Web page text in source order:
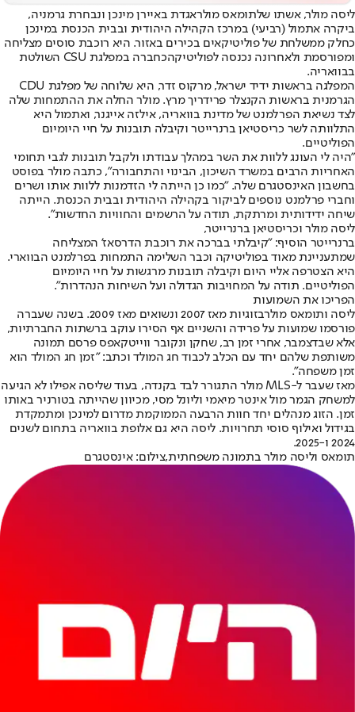
ליסה מולר, אשתו שלתומאס מולראגדת באיירן מינכן ונבחרת גרמניה,
ביקרה אתמול (רביעי) במרכז הקהילה היהודית ובבית הכנסת במינכן
כחלק ממשלחת של פוליטיקאים בכירים באזור. היא רוכבת סוסים מצליחה
ומפורסמת ולאחרונה נכנסה לפוליטיקה
כחברה במפלגת CSU השולטת
בבוואריה.
המפלגה בראשות ידיד ישראל, מרקוס זדר, היא שלוחה של מפלגת CDU
הגרמנית בראשות הקנצלר פרידריך מרץ. מולר החלה את ההתמחות שלה
לצד נשיאת הפרלמנט של מדינת בוואריה, אילזה אייגנר, ואתמול היא
התלוותה לשר כריסטיאן ברנרייטר וקיבלה תובנות על חיי היומיום
הפוליטיים.
"היה לי העונג ללוות את השר במהלך עבודתו ולקבל תובנות לגבי תחומי
האחריות הרבים במשרד השיכון, הבינוי והתחבורה", כתבה מולר בפוסט
בחשבון האינסטגרם שלה. "כמו כן הייתה לי הזדמנות ללוות אותו ושרים
וחברי פרלמנט נוספים לביקור בקהילה היהודית ובבית הכנסת. הייתה
שיחה ידידותית ומרתקת, תודה על הרשמים והחוויות החדשות".
ליסה מולר וכריסטיאן ברנרייטר,
ברנרייטר הוסיף: "קיבלתי בברכה את רוכבת הדרסאז' המצליחה
שמתעניינת מאוד בפוליטיקה וכבר השלימה התמחות בפרלמנט הבווארי.
היא הצטרפה אליי היום וקיבלה תובנות מרגשות על חיי היומיום
הפוליטיים. תודה על המחויבות הגדולה ועל השיחות הנהדרות".
הפריכו את השמועות
ליסה ותומאס מולר
בזוגיות מאז 2007 ונשואים מאז 2009. בשנה שעברה
פורסמו שמועות על פרידה והשניים אף הסירו עוקב ברשתות החברתיות,
אלא שבדצמבר, אחרי זמן רב, שחקן ונקובר ווייטקאפס פרסם תמונה
משותפת שלהם יחד עם הכלב לכבוד חג המולד וכתב: "זמן חג המולד הוא
זמן משפחה".
מאז שעבר ל-MLS מולר התגורר לבד בקנדה, בעוד שליסה אפילו לא הגיעה
למשחק הגמר מול אינטר מיאמי וליונל מסי, מכיוון שהייתה בטורניר באותו
זמן. הזוג מנהלים יחד חוות הרבעה הממוקמת מדרום למינכן ומתמקדת
בגידול ואילוף סוסי תחרויות. ליסה היא גם אלופת בוואריה בתחום לשנים
2024 ו-2025.
תומאס וליסה מולר בתמונה משפחתית,צילום: אינסטגרם